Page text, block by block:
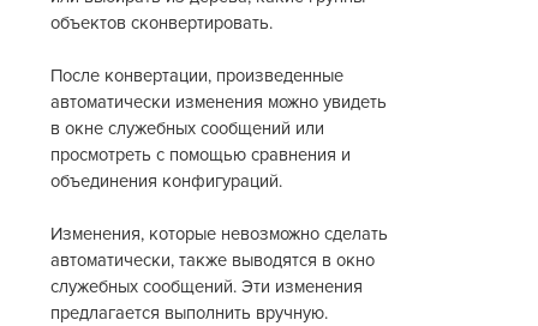
объектов сконвертировать.
После конвертации, произведенные
автоматически изменения можно увидеть
в окне служебных сообщений или
просмотреть с помощью сравнения и
объединения конфигураций.
Изменения, которые невозможно сделать
автоматически, также выводятся в окно
служебных сообщений. Эти изменения
предлагается выполнить вручную.